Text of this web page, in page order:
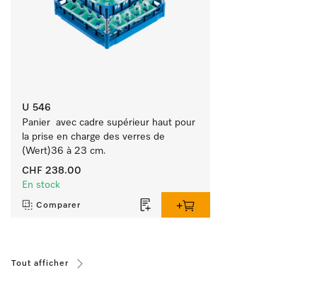
U 546
Panier  avec cadre supérieur haut pour
la prise en charge des verres de
(Wert)36 à 23 cm.
CHF 238.00
En stock
Comparer
Tout afficher